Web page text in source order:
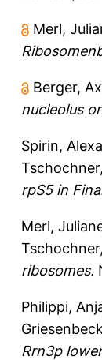
Merl,
Berger,
nucleolus
Spirin,
rpS5 in
Merl,
ribosomes.
Philippi,
Rrn3p